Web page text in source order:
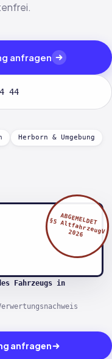
anfragen
44
Herborn & Umgebung
ABGEMELDET
§5 AltfahrzeugV
2026
Fahrzeugs in
anfragen